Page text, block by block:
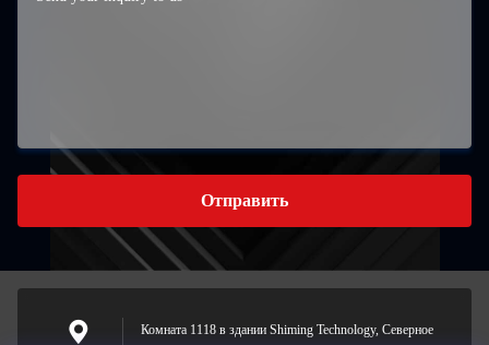
Отправить
Комната 1118 в здании Shiming Technology, Северное